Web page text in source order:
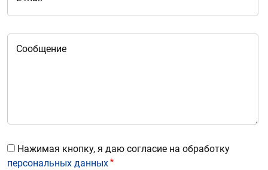
Сообщение
Нажимая кнопку, я даю согласие на обработку
персональных данных